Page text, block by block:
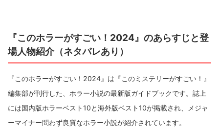
『このホラーがすごい！2024』のあらすじと登
場人物紹介（ネタバレあり）
『このホラーがすごい！2024』は『このミステリーがすごい！』
編集部が刊行した、ホラー小説の最新版ガイドブックです。誌上
には国内版ホラーベスト10と海外版ベスト10が掲載され、メジャ
ーマイナー問わず良質なホラー小説が紹介されています。